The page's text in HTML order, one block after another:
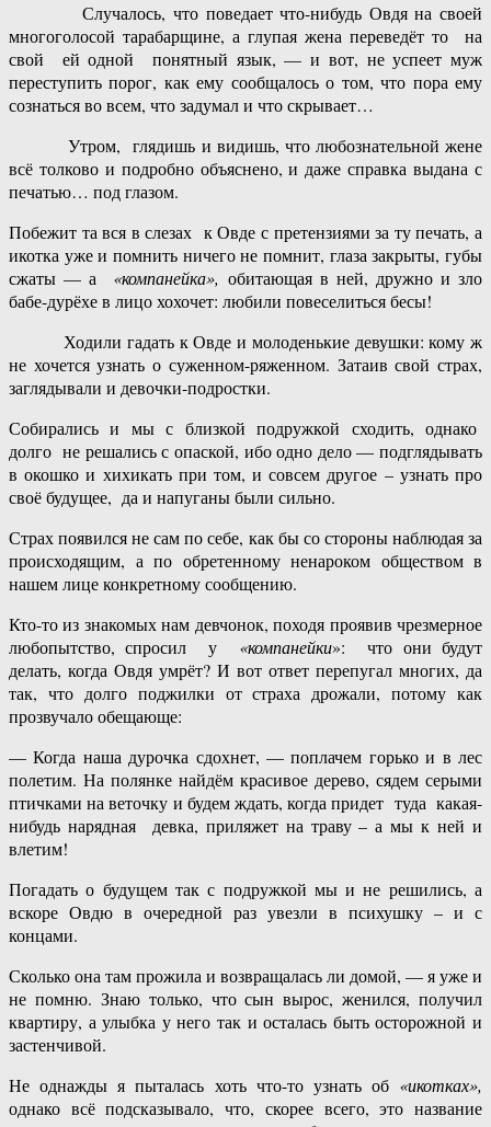
Случалось, что поведает что-нибудь Овдя на своей
многоголосой тарабарщине, а глупая жена переведёт то на
свой ей одной понятный язык, — и вот, не успеет муж
переступить порог, как ему сообщалось о том, что пора ему
сознаться во всем, что задумал и что скрывает…
Утром, глядишь и видишь, что любознательной жене
всё толково и подробно объяснено, и даже справка выдана с
печатью… под глазом.
Побежит та вся в слезах к Овде с претензиями за ту печать, а
икотка уже и помнить ничего не помнит, глаза закрыты, губы
сжаты — а «компанейка», обитающая в ней, дружно и зло
бабе-дурёхе в лицо хохочет: любили повеселиться бесы!
Ходили гадать к Овде и молоденькие девушки: кому ж
не хочется узнать о суженном-ряженном. Затаив свой страх,
заглядывали и девочки-подростки.
Собирались и мы с близкой подружкой сходить, однако
долго не решались с опаской, ибо одно дело — подглядывать
в окошко и хихикать при том, и совсем другое – узнать про
своё будущее, да и напуганы были сильно.
Страх появился не сам по себе, как бы со стороны наблюдая за
происходящим, а по обретенному ненароком обществом в
нашем лице конкретному сообщению.
Кто-то из знакомых нам девчонок, походя проявив чрезмерное
любопытство, спросил у «компанейки»: что они будут
делать, когда Овдя умрёт? И вот ответ перепугал многих, да
так, что долго поджилки от страха дрожали, потому как
прозвучало обещающе:
— Когда наша дурочка сдохнет, — поплачем горько и в лес
полетим. На полянке найдём красивое дерево, сядем серыми
птичками на веточку и будем ждать, когда придет туда какая-
нибудь нарядная девка, приляжет на траву – а мы к ней и
влетим!
Погадать о будущем так с подружкой мы и не решились, а
вскоре Овдю в очередной раз увезли в психушку – и с
концами.
Сколько она там прожила и возвращалась ли домой, — я уже и
не помню. Знаю только, что сын вырос, женился, получил
квартиру, а улыбка у него так и осталась быть осторожной и
застенчивой.
Не однажды я пыталась хоть что-то узнать об «икотках»,
однако всё подсказывало, что, скорее всего, это название